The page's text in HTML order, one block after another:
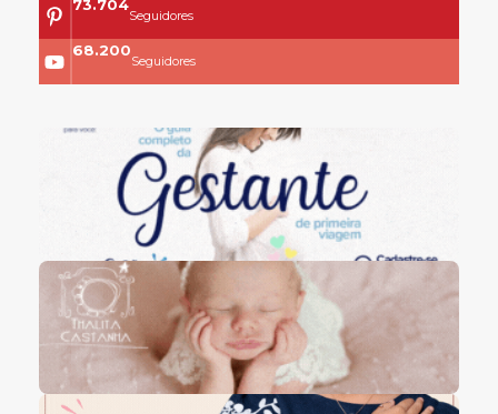
73.704
Seguidores
68.200
Seguidores